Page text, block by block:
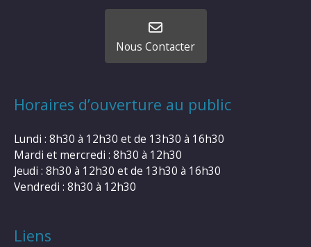
Nous Contacter
Horaires d’ouverture au public
Lundi : 8h30 à 12h30 et de 13h30 à 16h30
Mardi et mercredi : 8h30 à 12h30
Jeudi : 8h30 à 12h30 et de 13h30 à 16h30
Vendredi : 8h30 à 12h30
Liens